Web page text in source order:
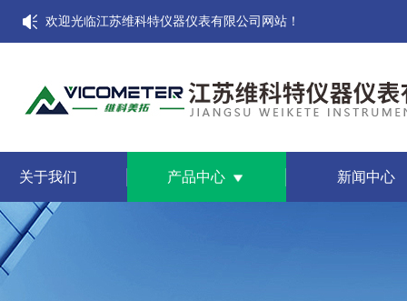
欢迎光临江苏维科特仪器仪表有限公司网站！
关于我们 产品中心 新闻中心